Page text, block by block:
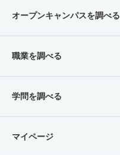
オープンキャンパスを調べる
職業を調べる
学問を調べる
マイページ